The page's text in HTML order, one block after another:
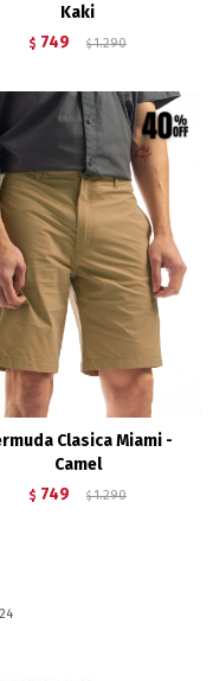
Kaki
$ 749 $ 1.290
Clasica Miami -
Camel
$ 749 $ 1.290
24